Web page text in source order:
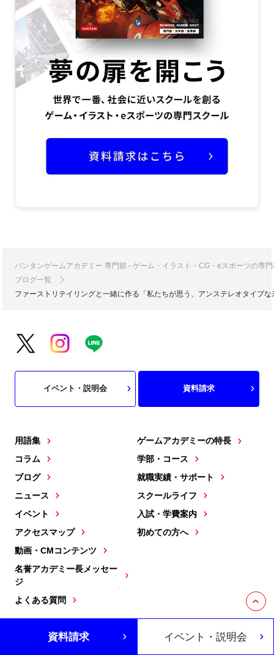
バンタンゲームアカデミー 専門部 - ゲーム・イラスト・CG・eスポーツの専
ブログ一覧
ファーストリテイリングと一緒に作る「私たちが思う、アンステレオタイプ
用語集
コラム
ブログ
ニュース
イベント
アクセスマップ
動画・CMコンテンツ
名誉アカデミー長メッセー
ジ
よくある質問
ゲームアカデミーの特長
学部・コース
就職実績・サポート
スクールライフ
入試・学費案内
初めての方へ
イベント・説明会 資料請求
資料請求 イベント・説明会